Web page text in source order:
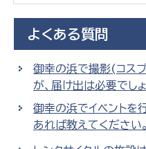
よくある質問
御幸の浜で撮影(コス
が、届け出は必要でしょ
御幸の浜でイベントを
あれば教えてください。